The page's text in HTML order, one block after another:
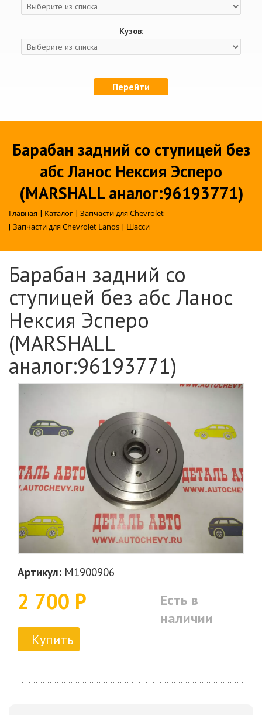
Кузов:
Перейти
Барабан задний со ступицей без
абс Ланос Нексия Эсперо
(MARSHALL аналог:96193771)
Главная | Каталог | Запчасти для Chevrolet
| Запчасти для Chevrolet Lanos | Шасси
Барабан задний со
ступицей без абс Ланос
Нексия Эсперо
(MARSHALL
аналог:96193771)
Артикул: M1900906
2 700 Р
Есть в
наличии
Купить